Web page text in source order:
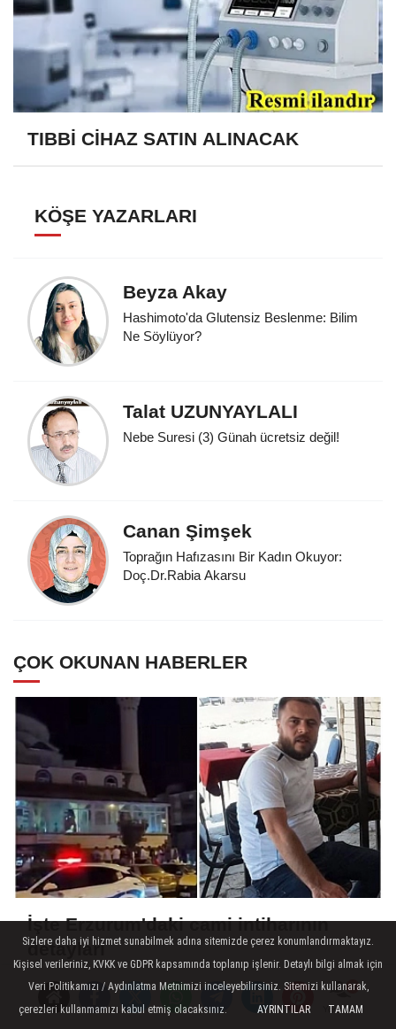
Yorumlar
TIBBİ CİHAZ SATIN ALINACAK
KÖŞE YAZARLARI
Beyza Akay
Hashimoto'da Glutensiz Beslenme: Bilim
Ne Söylüyor?
Talat UZUNYAYLALI
Nebe Suresi (3) Günah ücretsiz değil!
Canan Şimşek
Toprağın Hafızasını Bir Kadın Okuyor:
Doç.Dr.Rabia Akarsu
ÇOK OKUNAN HABERLER
İşte Erzurum'daki cami intiharının
detayları
Sizlere daha iyi hizmet sunabilmek adına sitemizde çerez konumlandırmaktayız.
Kişisel verileriniz, KVKK ve GDPR kapsamında toplanıp işlenir. Detaylı bilgi almak için
Veri Politikamızı / Aydınlatma Metnimizi inceleyebilirsiniz. Sitemizi kullanarak,
çerezleri kullanmamızı kabul etmiş olacaksınız.
AYRINTILAR TAMAM